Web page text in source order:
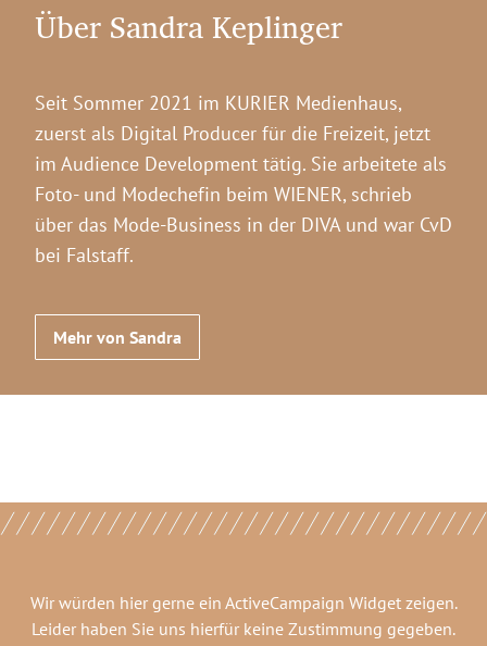
Über Sandra Keplinger
Seit Sommer 2021 im KURIER Medienhaus,
zuerst als Digital Producer für die Freizeit, jetzt
im Audience Development tätig. Sie arbeitete als
Foto- und Modechefin beim WIENER, schrieb
über das Mode-Business in der DIVA und war CvD
bei Falstaff.
Mehr von Sandra
Wir würden hier gerne ein ActiveCampaign Widgetzeigen.
Leider haben Sie uns hierfür keine Zustimmung gegeben.